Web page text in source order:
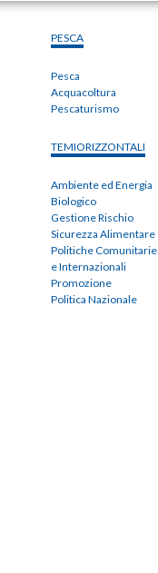
PESCA
Pesca
Acquacoltura
Pescaturismo
TEMIORIZZONTALI
Ambiente ed Energia
Biologico
Gestione Rischio
Sicurezza Alimentare
Politiche Comunitarie
e Internazionali
Promozione
Politica Nazionale